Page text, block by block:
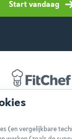
Start vandaag
App
(en vergelijkbare